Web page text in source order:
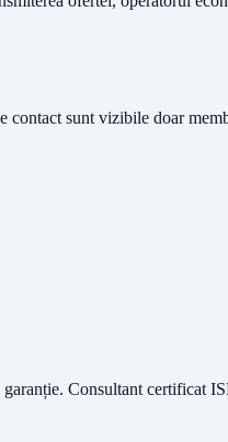
contact sunt vizibile doar
Consultant certificat